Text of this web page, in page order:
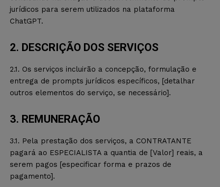
jurídicos para serem utilizados na plataforma
ChatGPT.
2. DESCRIÇÃO DOS SERVIÇOS
2.1. Os serviços incluirão a concepção, formulação e
entrega de prompts jurídicos específicos, [detalhar
outros elementos do serviço, se necessário].
3. REMUNERAÇÃO
3.1. Pela prestação dos serviços, a CONTRATANTE
pagará ao ESPECIALISTA a quantia de [Valor] reais, a
serem pagos [especificar forma e prazos de
pagamento].